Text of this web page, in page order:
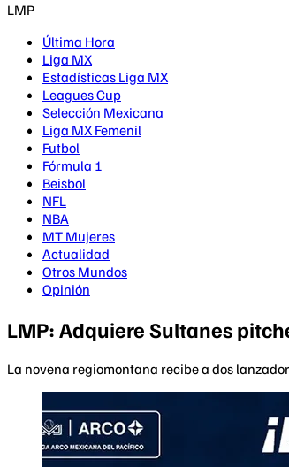
LMP
Última Hora
Liga MX
Estadísticas Liga MX
Leagues Cup
Selección Mexicana
Liga MX Femenil
Futbol
Fórmula 1
Beisbol
NFL
NBA
MT Mujeres
Actualidad
Otros Mundos
Opinión
LMP: Adquiere Sultanes
La novena regiomontana recibe a dos